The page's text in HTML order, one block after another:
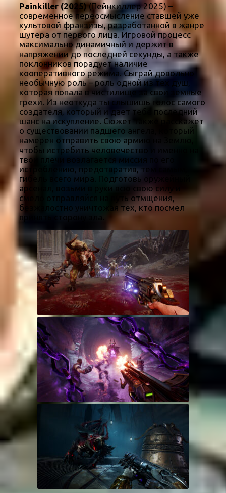
Painkiller (2025)(Пейнкиллер 2025) –
современное переосмысление ставшей уже
культовой франзизы, разработанной в жанре
шутера от первого лица. Игровой процесс
максимально динамичный и держит в
напряжении до последней секунды, а также
поклонников порадует наличие
кооперативного режима. Сыграй довольно
необычную роль – роль одной из тех душ,
которая попала в чистилище за свои земные
грехи. Из неоткуда ты слышишь голос самого
создателя, который и дает тебе последний
шанс на искупление. Сюжет также расскажет
о существовании падшего ангела, который
намерен отправить свою армию на Землю,
чтобы истребить человечество и именно на
твои плечи возлагается миссия по его
истреблению, предотвратив, тем самым,
гибель всего мира. Подготовь оружейный
арсенал, возьми в руки всю свою силу и
смело отправляйся на путь отмщения,
безжалостно уничтожая тех, кто посмел
принять сторону зла.